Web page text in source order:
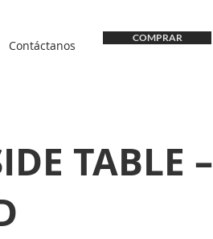
Contáctanos
COMPRAR
TABLE –